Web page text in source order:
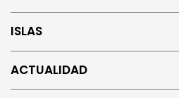
ISLAS
ACTUALIDAD
CENTRO DE LOS ORIGENES